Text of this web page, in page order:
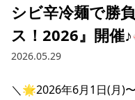
シビ辛冷麺で勝
ス！2026』開催
2026.05.29
＼🌟2026年6月1日(月)